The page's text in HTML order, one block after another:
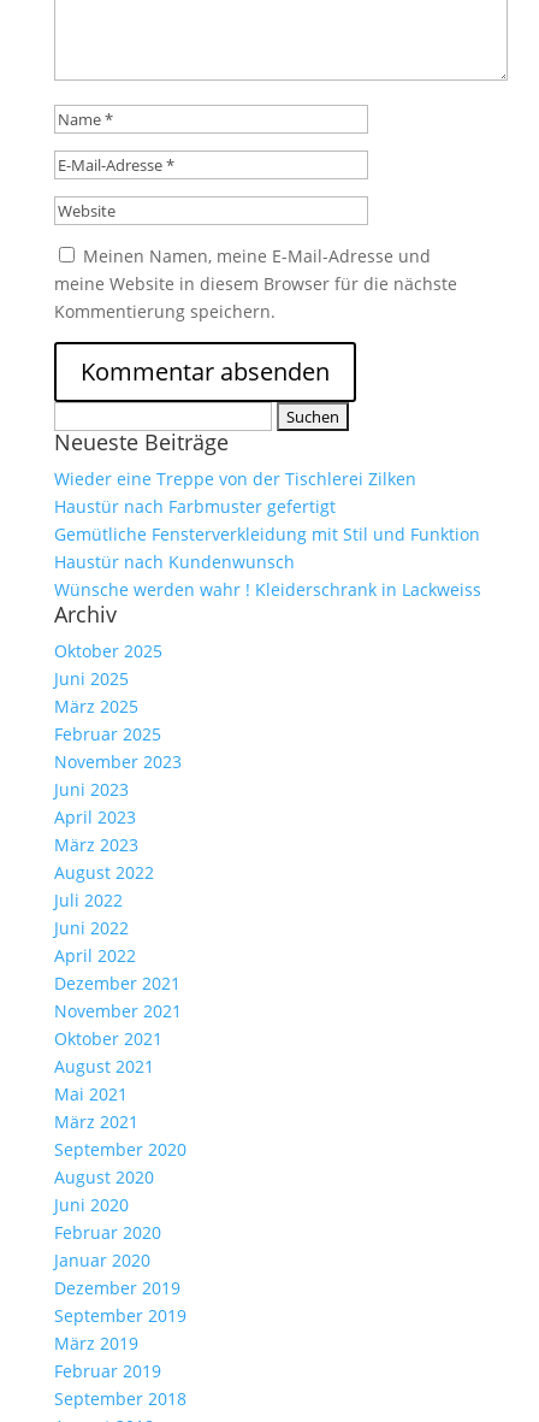
Meinen Namen, meine E-Mail-Adresse und
meine Website in diesem Browser für die nächste
Kommentierung speichern.
nach:
Neueste Beiträge
Wieder eine Treppe von der Tischlerei Zilken
Haustür nach Farbmuster gefertigt
Gemütliche Fensterverkleidung mit Stil und Funktion
Haustür nach Kundenwunsch
Wünsche werden wahr ! Kleiderschrank in Lackweiss
Archiv
Oktober 2025
Juni 2025
März 2025
Februar 2025
November 2023
Juni 2023
April 2023
März 2023
August 2022
Juli 2022
Juni 2022
April 2022
Dezember 2021
November 2021
Oktober 2021
August 2021
Mai 2021
März 2021
September 2020
August 2020
Juni 2020
Februar 2020
Januar 2020
Dezember 2019
September 2019
März 2019
Februar 2019
September 2018